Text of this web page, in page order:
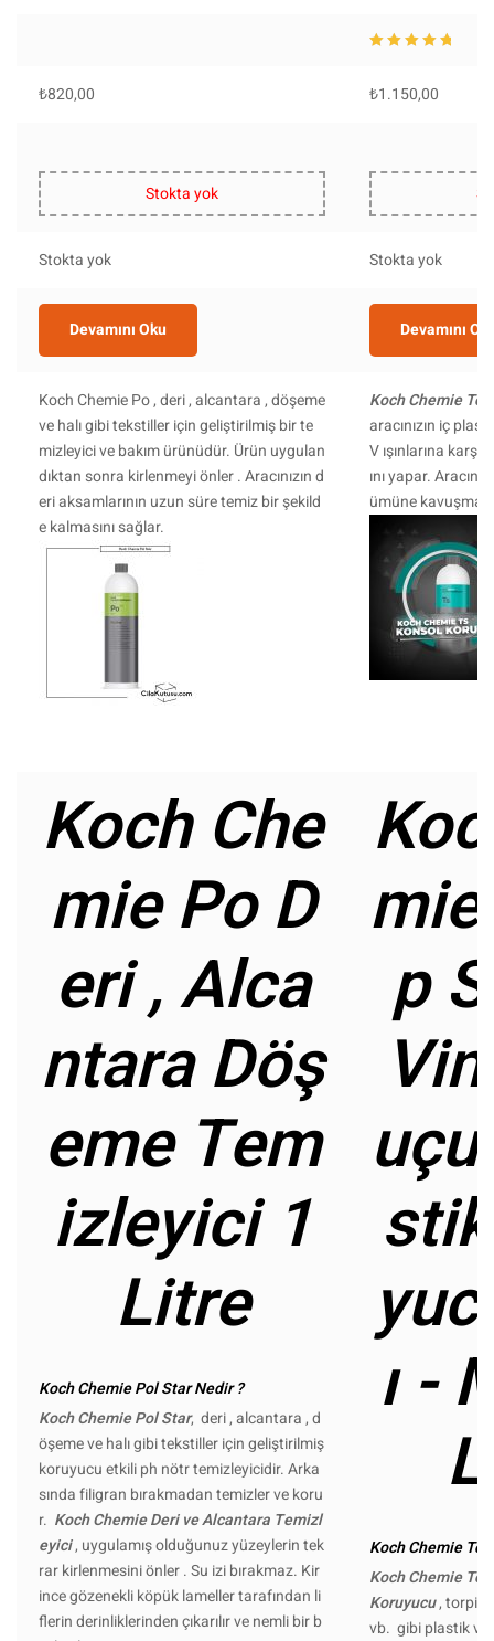
₺820,00 ₺1.150,00
Stokta yok
Stokta yok Stokta yok
Devamını Oku Devamını
Koch Chemie Po , deri , alcantara , döşeme
ve halı gibi tekstiller için geliştirilmiş bir te
mizleyici ve bakım ürünüdür. Ürün uygulan
dıktan sonra kirlenmeyi önler . Aracınızın d
eri aksamlarının uzun süre temiz bir şekild
e kalmasını sağlar.
Koch Chemie
aracınızın iç
V ışınlarına
ını yapar.
ümüne
Koch Che
mie Po D
eri , Alca
ntara Döş
eme Tem
izleyici 1
Litre
Koch Chemie Pol Star Nedir ?
Koch Chemie Pol Star, deri , alcantara , d
öşeme ve halı gibi tekstiller için geliştirilmiş
koruyucu etkili ph nötr temizleyicidir. Arka
sında filigran bırakmadan temizler ve koru
r. Koch Chemie Deri ve Alcantara Temizl
eyici, uygulamış olduğunuz yüzeylerin tek
rar kirlenmesini önler . Su izi bırakmaz. Kir
ince gözenekli köpük lameller tarafından li
flerin derinliklerinden çıkarılır ve nemli bir b
p
ı -
Koch Chemie
Koch Chemie
Koruyucu,
vb. gibi plastik ve